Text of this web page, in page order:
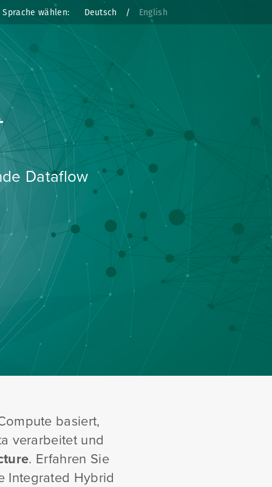
Sprache wählen: Deutsch / English
und
basiert,
verarbeitet und
. Erfahren Sie
Integrated Hybrid